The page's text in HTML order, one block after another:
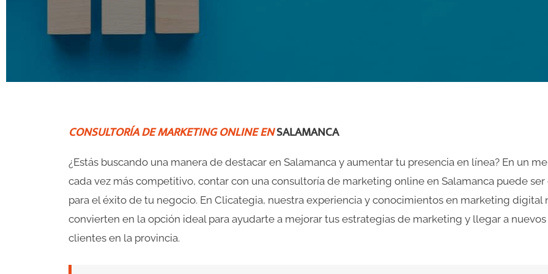
o
CONSULTORÍA DE MARKETING ONLINE ENSALAMANCA
¿Estás buscando una manera de destacar en Salamanca y aumentar tu presencia en línea? En un
cada vez más competitivo, contar con una consultoría de marketing online en Salamanca puede ser
para el éxito de tu negocio. En Clicategia, nuestra experiencia y conocimientos en marketing digital
convierten en la opción ideal para ayudarte a mejorar tus estrategias de marketing y llegar a nuevos
clientes en la provincia.